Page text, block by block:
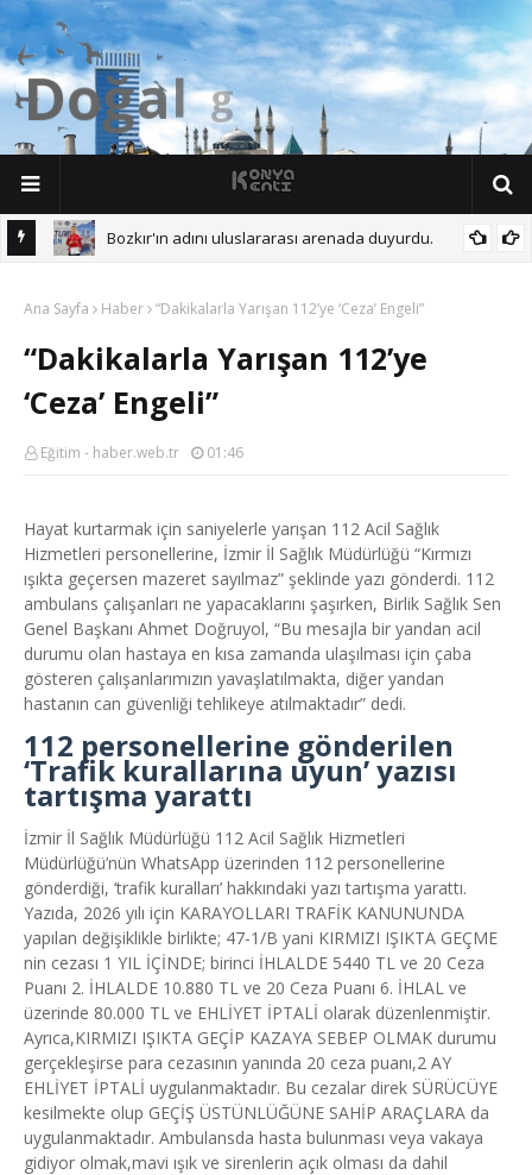
Doğalgüzellikle
r
Bozkır'ın adını uluslararası arenada duyurdu.
Ana Sayfa Haber “Dakikalarla Yarışan 112’ye ‘Ceza’ Engeli”
“Dakikalarla Yarışan 112’ye
‘Ceza’ Engeli”
Eğitim - haber.web.tr 01:46
Hayat kurtarmak için saniyelerle yarışan 112 Acil Sağlık
Hizmetleri personellerine, İzmir İl Sağlık Müdürlüğü “Kırmızı
ışıkta geçersen mazeret sayılmaz” şeklinde yazı gönderdi. 112
ambulans çalışanları ne yapacaklarını şaşırken, Birlik Sağlık Sen
Genel Başkanı Ahmet Doğruyol, “Bu mesajla bir yandan acil
durumu olan hastaya en kısa zamanda ulaşılması için çaba
gösteren çalışanlarımızın yavaşlatılmakta, diğer yandan
hastanın can güvenliği tehlikeye atılmaktadır” dedi.
112 personellerine gönderilen
‘Trafik kurallarına uyun’ yazısı
tartışma yarattı
İzmir İl Sağlık Müdürlüğü 112 Acil Sağlık Hizmetleri
Müdürlüğü’nün WhatsApp üzerinden 112 personellerine
gönderdiği, ‘trafik kuralları’ hakkındaki yazı tartışma yarattı.
Yazıda, 2026 yılı için KARAYOLLARI TRAFİK KANUNUNDA
yapılan değişiklikle birlikte; 47-1/B yani KIRMIZI IŞIKTA GEÇME
nin cezası 1 YIL İÇİNDE; birinci İHLALDE 5440 TL ve 20 Ceza
Puanı 2. İHLALDE 10.880 TL ve 20 Ceza Puanı 6. İHLAL ve
üzerinde 80.000 TL ve EHLİYET İPTALİ olarak düzenlenmiştir.
Ayrıca,KIRMIZI IŞIKTA GEÇİP KAZAYA SEBEP OLMAK durumu
gerçekleşirse para cezasının yanında 20 ceza puanı,2 AY
EHLİYET İPTALİ uygulanmaktadır. Bu cezalar direk SÜRÜCÜYE
kesilmekte olup GEÇİŞ ÜSTÜNLÜĞÜNE SAHİP ARAÇLARA da
uygulanmaktadır. Ambulansda hasta bulunması veya vakaya
gidiyor olmak,mavi ışık ve sirenlerin açık olması da dahil